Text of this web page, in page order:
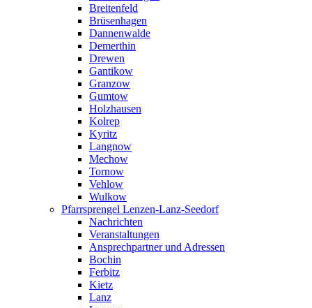
Breitenfeld
Brüsenhagen
Dannenwalde
Demerthin
Drewen
Gantikow
Granzow
Gumtow
Holzhausen
Kolrep
Kyritz
Langnow
Mechow
Tornow
Vehlow
Wulkow
Pfarrsprengel Lenzen-Lanz-Seedorf
Nachrichten
Veranstaltungen
Ansprechpartner und Adressen
Bochin
Ferbitz
Kietz
Lanz